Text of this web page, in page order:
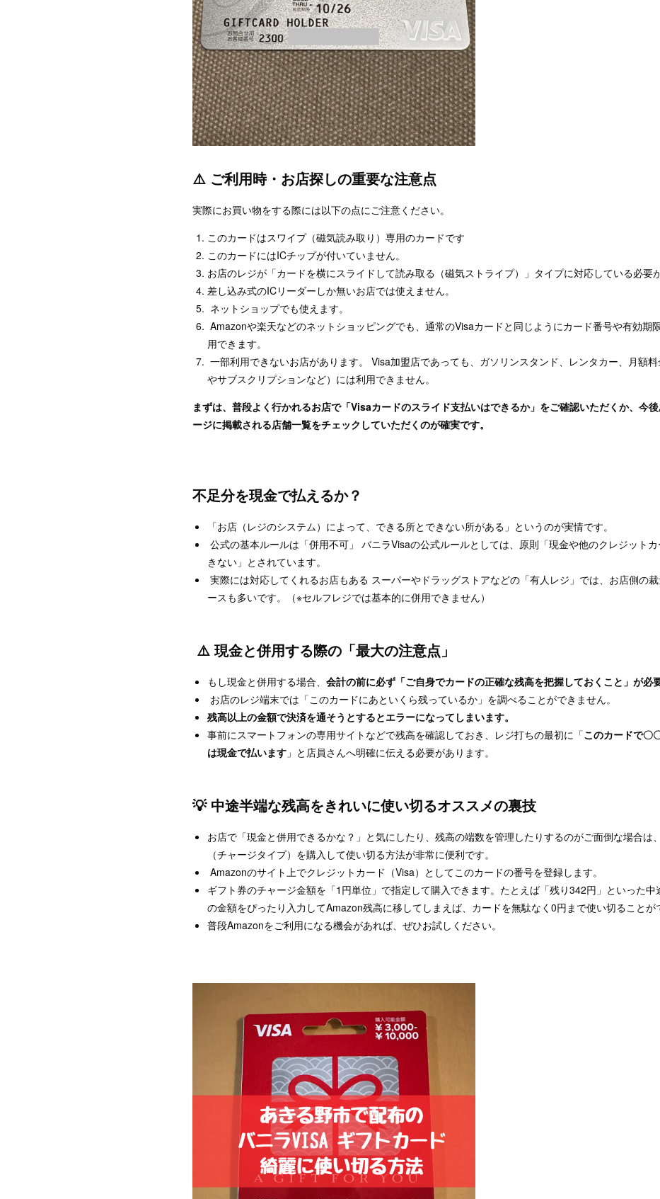
⚠️ ご利用時・お店探しの重要な注意点
実際にお買い物をする際には以下の点にご注意ください。
このカードはスワイプ（磁気読み取り）専用のカードです
このカードにはICチップが付いていません。
お店のレジが「カードを横にスライドして読み取る（磁気ストライプ）」タイプに対応している必要
差し込み式のICリーダーしか無いお店では使えません。
ネットショップでも使えます。
Amazonや楽天などのネットショッピングでも、通常のVisaカードと同じようにカード番号や有効期
用できます。
一部利用できないお店があります。 Visa加盟店であっても、ガソリンスタンド、レンタカー、月額
やサブスクリプションなど）には利用できません。
まずは、普段よく行かれるお店で「Visaカードのスライド支払いはできるか」をご確認いただくか、今
ージに掲載される店舗一覧をチェックしていただくのが確実です。
不足分を現金で払えるか？
「お店（レジのシステム）によって、できる所とできない所がある」というのが実情です。
公式の基本ルールは「併用不可」 バニラVisaの公式ルールとしては、原則「現金や他のクレジット
きない」とされています。
実際には対応してくれるお店もある スーパーやドラッグストアなどの「有人レジ」では、お店側の
ースも多いです。（※セルフレジでは基本的に併用できません）
⚠️ 現金と併用する際の「最大の注意点」
もし現金と併用する場合、 会計の前に必ず「ご自身でカードの正確な残高を把握しておくこと」が必
お店のレジ端末では「このカードにあといくら残っているか」を調べることができません。
残高以上の金額で決済を通そうとするとエラーになってしまいます。
事前にスマートフォンの専用サイトなどで残高を確認しておき、レジ打ちの最初に「このカードで〇
は現金で払います 」と店員さんへ明確に伝える必要があります。
💡 中途半端な残高をきれいに使い切るオススメの裏技
お店で「現金と併用できるかな？」と気にしたり、残高の端数を管理したりするのがご面倒な場合は
（チャージタイプ）を購入して使い切る方法が非常に便利です。
Amazonのサイト上でクレジットカード（Visa）としてこのカードの番号を登録します。
ギフト券のチャージ金額を「1円単位」で指定して購入できます。たとえば「残り342円」といった中
の金額をぴったり入力してAmazon残高に移してしまえば、カードを無駄なく0円まで使い切ることが
普段Amazonをご利用になる機会があれば、ぜひお試しください。